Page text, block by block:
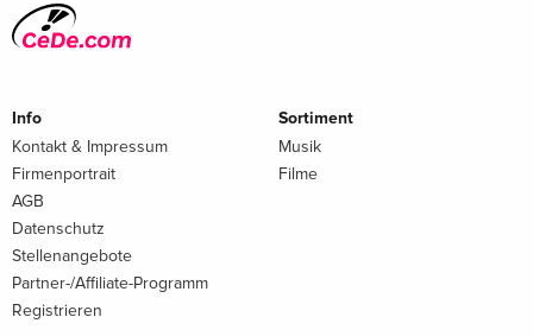
Info
Kontakt & Impressum
Firmenportrait
AGB
Datenschutz
Stellenangebote
Partner-/Affiliate-Programm
Registrieren
Sortiment
Musik
Filme